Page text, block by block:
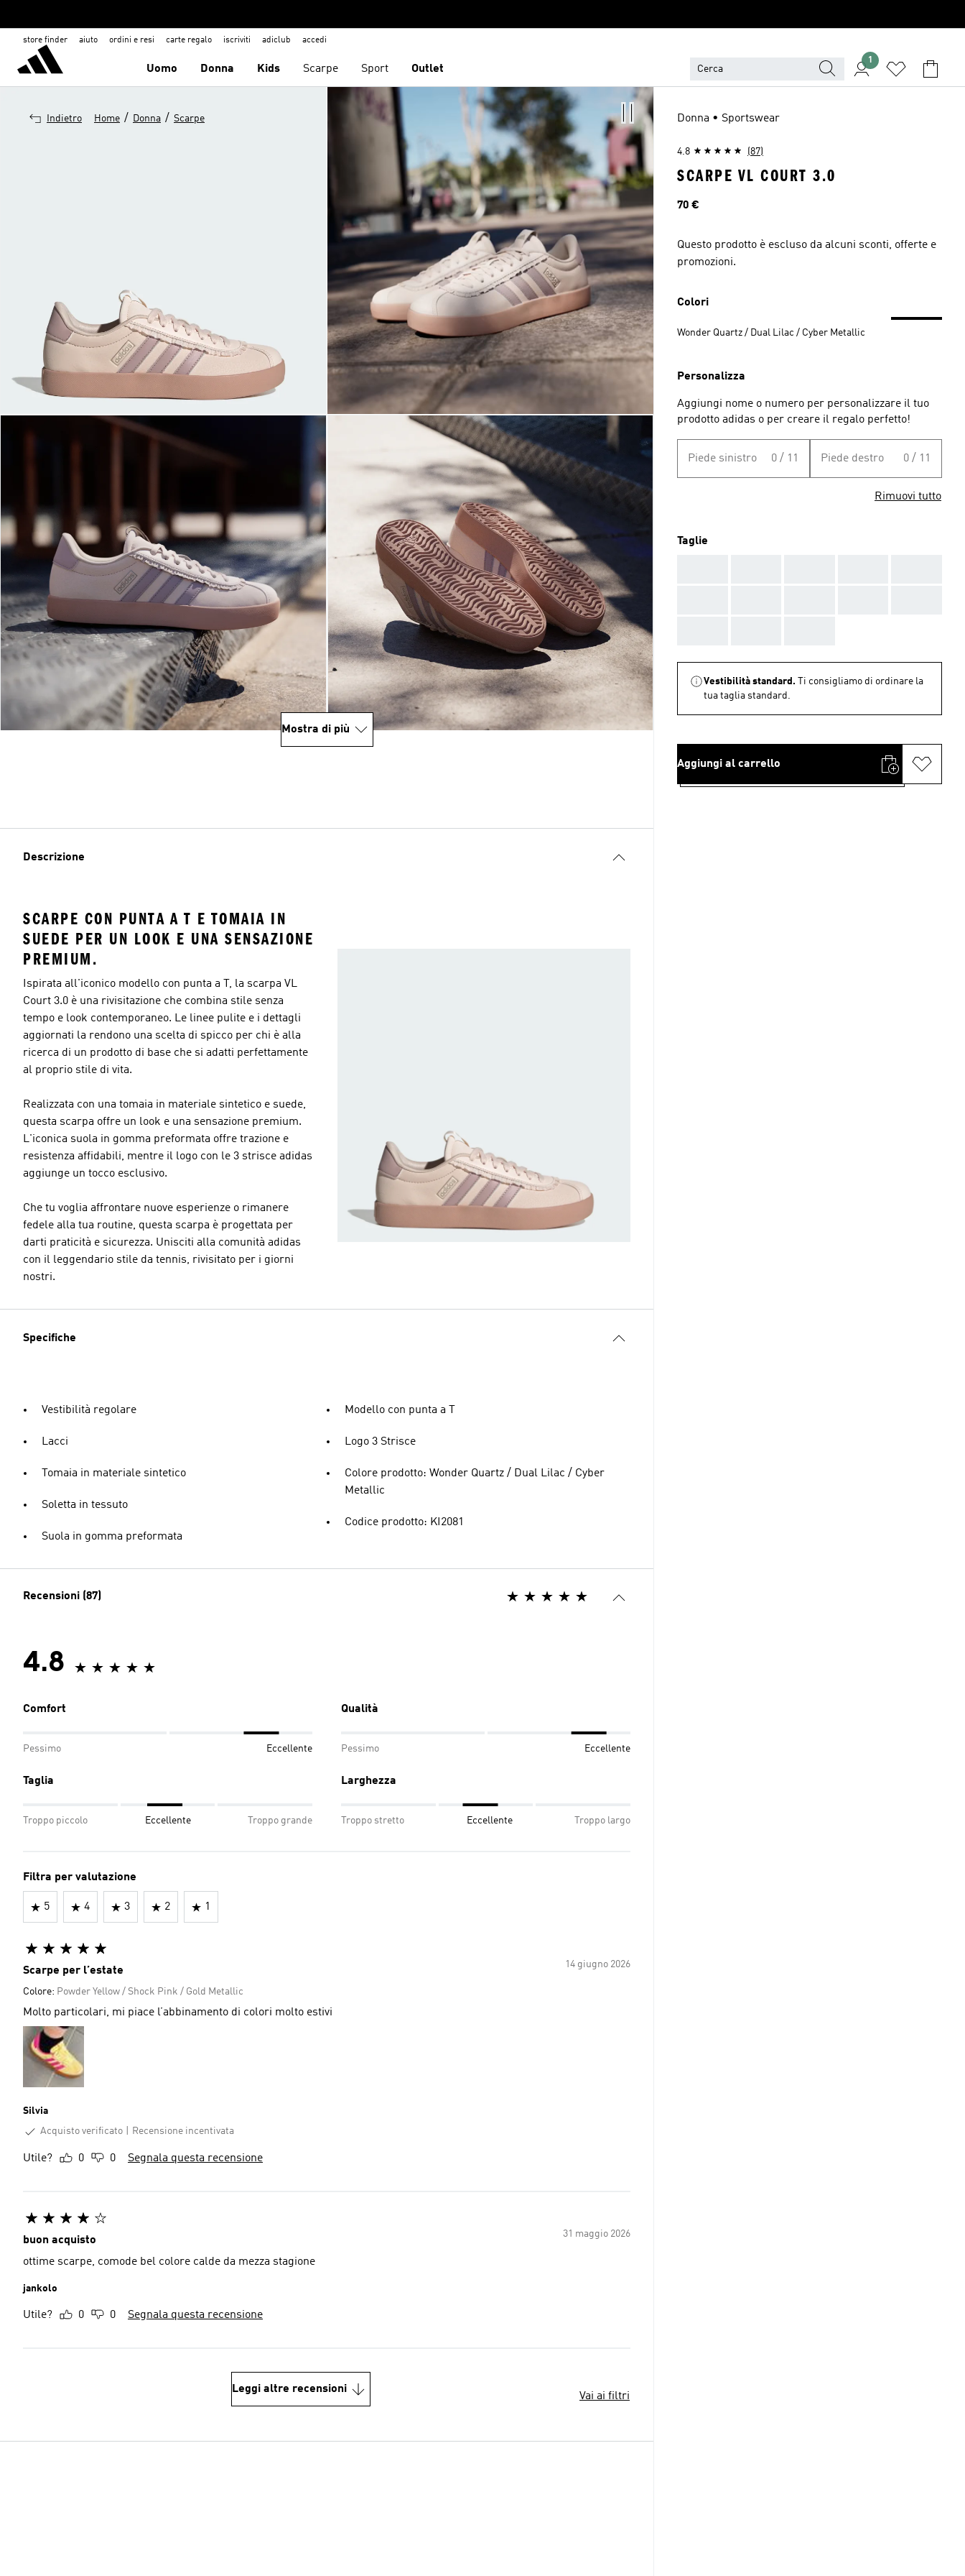
store finder aiuto ordini e resi carte regalo iscriviti adiclub accedi
Uomo Donna Kids Scarpe Sport Outlet
1
Indietro Home / Donna / Scarpe
Mostra di più
Descrizione
SCARPE CON PUNTA A T E TOMAIA IN
SUEDE PER UN LOOK E UNA SENSAZIONE
PREMIUM.
Ispirata all'iconico modello con punta a T, la scarpa VL
Court 3.0 è una rivisitazione che combina stile senza
tempo e look contemporaneo. Le linee pulite e i dettagli
aggiornati la rendono una scelta di spicco per chi è alla
ricerca di un prodotto di base che si adatti perfettamente
al proprio stile di vita.
Realizzata con una tomaia in materiale sintetico e suede,
questa scarpa offre un look e una sensazione premium.
L'iconica suola in gomma preformata offre trazione e
resistenza affidabili, mentre il logo con le 3 strisce adidas
aggiunge un tocco esclusivo.
Che tu voglia affrontare nuove esperienze o rimanere
fedele alla tua routine, questa scarpa è progettata per
darti praticità e sicurezza. Unisciti alla comunità adidas
con il leggendario stile da tennis, rivisitato per i giorni
nostri.
Specifiche
Vestibilità regolare
Lacci
Tomaia in materiale sintetico
Soletta in tessuto
Suola in gomma preformata
Modello con punta a T
Logo 3 Strisce
Colore prodotto: Wonder Quartz / Dual Lilac / Cyber
Metallic
Codice prodotto: KI2081
Recensioni (87)
4.8
Comfort
Pessimo Eccellente
Qualità
Pessimo Eccellente
Taglia
Troppo piccolo Eccellente Troppo grande
Larghezza
Troppo stretto Eccellente Troppo largo
Filtra per valutazione
5 4 3 2 1
14 giugno 2026
Scarpe per l’estate
Colore: Powder Yellow / Shock Pink / Gold Metallic
Molto particolari, mi piace l’abbinamento di colori molto estivi
Silvia
Acquisto verificato
Recensione incentivata
Utile? 0 0 Segnala questa recensione
31 maggio 2026
buon acquisto
ottime scarpe, comode bel colore calde da mezza stagione
jankolo
Utile? 0 0 Segnala questa recensione
Leggi altre recensioni
Vai ai filtri
Donna • Sportswear
4.8 (87)
SCARPE VL COURT 3.0
Prezzo
70 €
Questo prodotto è escluso da alcuni sconti, offerte e
promozioni.
Colori
Wonder Quartz / Dual Lilac / Cyber Metallic
Personalizza
Aggiungi nome o numero per personalizzare il tuo
prodotto adidas o per creare il regalo perfetto!
Piede sinistro 0 / 11 Piede destro 0 / 11
Rimuovi tutto
Taglie
Vestibilità standard.
Ti consigliamo di ordinare la
tua taglia standard.
Aggiungi al carrello